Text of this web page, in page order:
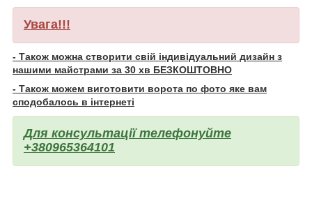
Увага!!!
- Також можна створити свій індивідуальний дизайн з
нашими майстрами за 30 хв БЕЗКОШТОВНО
- Також можем виготовити ворота по фото яке вам
сподобалось в інтернеті
Для консультації телефонуйте
+380965364101